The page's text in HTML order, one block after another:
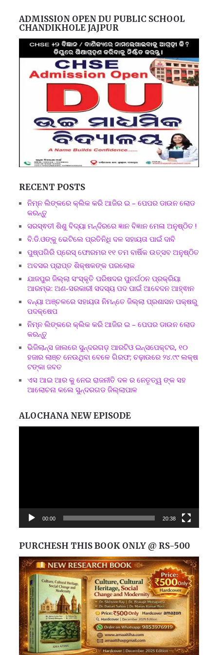
ADMISSION OPEN DU PUBLIC SCHOOL
CHANDIKHOLE JAJPUR
RECENT POSTS
ନିମ୍ନ ଲିଙ୍କରେ କ୍ଲିକ କରି ଆଜିର ଇ – ପେପର ଡାଉନ ଲୋଡ
କରନ୍ତୁ
ସରସ୍ଵତୀ ଶିଶୁ ବିଦ୍ୟା ମନ୍ଦିରରେ ଜ୍ଞାନ ବିଜ୍ଞାନ ମେଳା ଅନୁଷ୍ଠିତ !
ବି.ଡି.ଓଙ୍କୁ ଭେଟିଲେ ପ୍ରତିନିଧି ଦଳ ସହାୟତା ପାଇଁ ଦାବି
ପୁଷ୍ପଗିରି ପ୍ରେସ୍ ଫୋରମର ୧୧ ତମ ବାର୍ଷିକ ଉତ୍ସବ ଅନୁଷ୍ଠିତ
ଅବସର ପ୍ରାପ୍ତ ଶିକ୍ଷକଙ୍କ ପରଲୋକ
ଯାଜପୁର ଜିଲ୍ଲା ସଂସ୍କୃତି ପରିଷଦର ପୁନର୍ଗଠନ ପ୍ରକ୍ରିୟା
ଆରମ୍ଭ: ଅଣ-ସରକାରୀ ସଦସ୍ୟ ପଦ ପାଇଁ ଆବେଦନ ଆହ୍ଵାନ
ବନ୍ୟା ଅଞ୍ଚଳରେ ସହାୟତା ନିମନ୍ତେ ଜିଲ୍ଲା ପ୍ରଶାସନ ପକ୍ଷରୁ
ପଦକ୍ଷେପ
ନିମ୍ନ ଲିଙ୍କରେ କ୍ଲିକ କରି ଆଜିର ଇ – ପେପର ଡାଉନ ଲୋଡ
କରନ୍ତୁ
ଭିଜିଲାନ୍ସ ଜାଲରେ ସୁନ୍ଦରଗଡ଼ ଆରଟିଓ ଇନ୍ସପେକ୍ଟର, ୧୦
ହଜାର ଲାଞ୍ଚ ନେଉଥିବା ବେଳେ ଗିରଫ; ଚଢ଼ାଉରେ ୨୪.୯୯ ଲକ୍ଷ
ଟଙ୍କା ଜବତ
ଏସ ଆଇ ଆର କୁ ନେଇ ରାଜନୀତି ଦଳ ର ନେତୃତ୍ୱ ଙ୍କ ସହ
ଆଲୋଚନା କଲେ ସୁନ୍ଦରଗଡ ଜିଲ୍ଲାପାଳ
ALOCHANA NEW EPISODE
00:00 20:38
PURCHESH THIS BOOK ONLY @ RS-500